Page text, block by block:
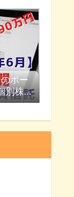
ポー
別株・